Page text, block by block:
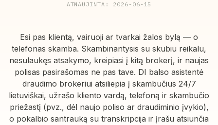
ATNAUJINTA: 2026-06-15
Esi pas klientą, vairuoji ar tvarkai žalos bylą — o
telefonas skamba. Skambinantysis su skubiu reikalu,
nesulaukęs atsakymo, kreipiasi į kitą brokerį, ir naujas
polisas pasirašomas ne pas tave. DI balso asistentė
draudimo brokeriui atsiliepia į skambučius 24/7
lietuviškai, užrašo kliento vardą, telefoną ir skambučio
priežastį (pvz., dėl naujo poliso ar draudiminio įvykio),
o pokalbio santrauką su transkripcija ir įrašu atsiunčia